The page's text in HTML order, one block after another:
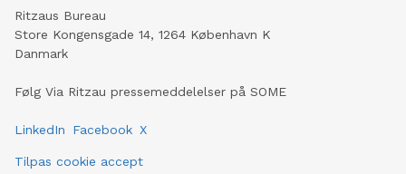
Ritzaus Bureau
Store Kongensgade 14, 1264 København K
Danmark
Følg Via Ritzau pressemeddelelser på SOME
LinkedIn Facebook X
Tilpas cookie accept